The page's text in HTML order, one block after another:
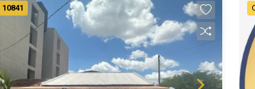
10841